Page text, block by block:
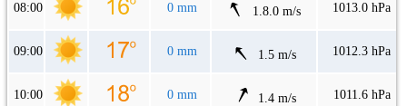
08:00 0 mm 1.8.0 m/s 1013.0 hPa
09:00 0 mm 1.5 m/s 1012.3 hPa
10:00 0 mm 1.4 m/s 1011.6 hPa